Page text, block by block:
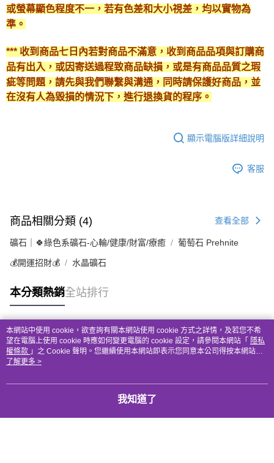
或螢幕顯色程度不一，若有色差和大小視差，均以實物為
準。
*** 收到商品七日內若對商品不滿意，收到商品品項與訂購商
品有出入，或因寄送過程致商品缺損，或是有商品品質之瑕
疵等問題，請先與我們聯繫與溝通，同時請保護好商品，並
在沒有人為毀損的情況下，進行退換貨的程序。
顯示電腦版詳細說明
客服
商品相關分類 (4) 查看全部
礦石｜🍀綠色系礦石-心輪/健康/財富/療癒 葡萄石 Prehnite
💰開運招財💰 水晶礦石
本分類熱銷全站排行
熱門標籤
本網站中使用 cookie，欲查詢有關本網站使用 cookie 方式之詳情，及若您不希
望在電腦上使用 cookie 時應如何變更電腦的 cookie 設定，請參閱本網站「 隱私
權條款 」之 Cookie 聲明。您繼續使用本網站即表示您同意本公司得按本網站使
用條款之 Cookie 聲明使用 cookie。
了解更多 >
我知道了